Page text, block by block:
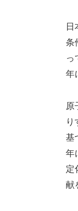
条
っ
年
原
基
年
定
献